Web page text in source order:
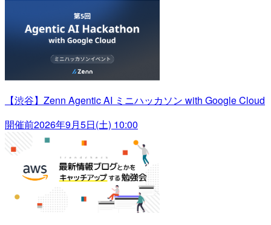
【渋谷】Zenn Agentic AI ミニハッカソン with Google Cloud
開催前2026年9月5日(土) 10:00